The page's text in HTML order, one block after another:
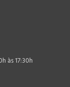
às 17:30h